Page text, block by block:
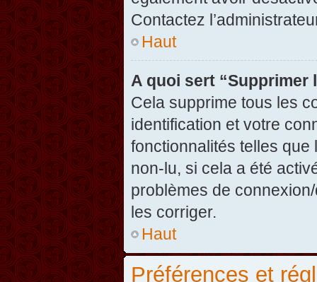
Contactez
Haut
A quoi sert “Supprimer
Cela supprime tous les
identification et votre
fonctionnalités telles que
non-lu, si cela a été
problèmes de
les corriger.
Haut
Préférences et